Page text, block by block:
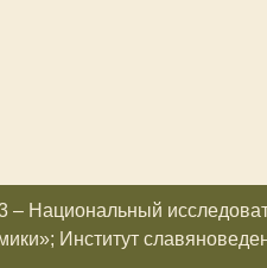
– Национальный
Институт